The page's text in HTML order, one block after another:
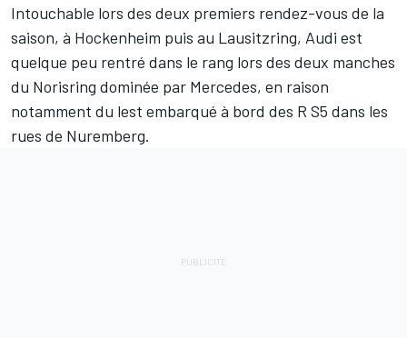
Intouchable lors des deux premiers rendez-vous de la
saison, à Hockenheim puis au Lausitzring, Audi est
quelque peu rentré dans le rang lors des deux manches
du Norisring dominée par Mercedes, en raison
notamment du lest embarqué à bord des R S5 dans les
rues de Nuremberg.